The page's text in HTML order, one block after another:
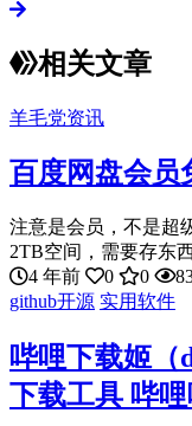
相关文章
羊毛党资讯
百度网盘会员
注意是会员，不是超
2TB空间，需要存东
4 年前
0 0
github开源 实用软件
哔哩下载姬（
下载工具 哔